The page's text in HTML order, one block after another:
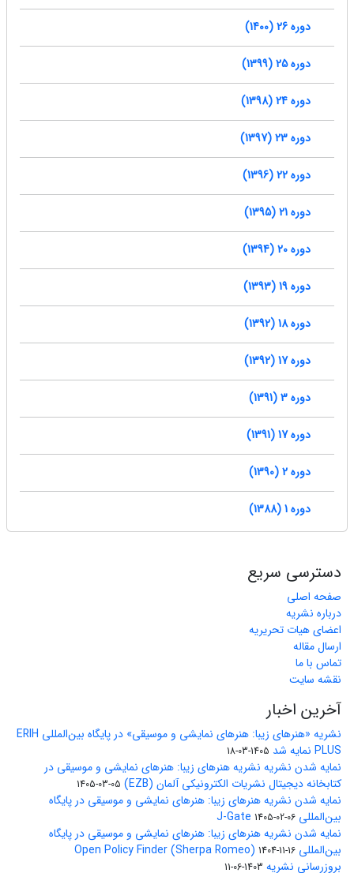
دوره 26 (1400)
دوره 25 (1399)
دوره 24 (1398)
دوره 23 (1397)
دوره 22 (1396)
دوره 21 (1395)
دوره 20 (1394)
دوره 19 (1393)
دوره 18 (1392)
دوره 17 (1392)
دوره 3 (1391)
دوره 17 (1391)
دوره 2 (1390)
دوره 1 (1388)
دسترسی سریع
صفحه اصلی
درباره نشریه
اعضای هیات تحریریه
ارسال مقاله
تماس با ما
نقشه سایت
آخرین اخبار
نشریه «هنرهای زیبا: هنرهای نمایشی و موسیقی» در پایگاه بین‌المللی ERIH
PLUS نمایه شد
1405-03-18
نمایه شدن نشریه نشریه هنرهای زیبا: هنرهای نمایشی و موسیقی در
کتابخانه دیجیتال نشریات الکترونیکی آلمان (EZB)
1405-03-05
نمایه شدن نشریه هنرهای زیبا: هنرهای نمایشی و موسیقی در پایگاه
بین‌المللی J-Gate 1405-02-06
نمایه شدن نشریه هنرهای زیبا: هنرهای نمایشی و موسیقی در پایگاه
بین‌المللی Open Policy Finder (Sherpa Romeo) 1404-11-16
بروزرسانی نشریه 1403-06-11